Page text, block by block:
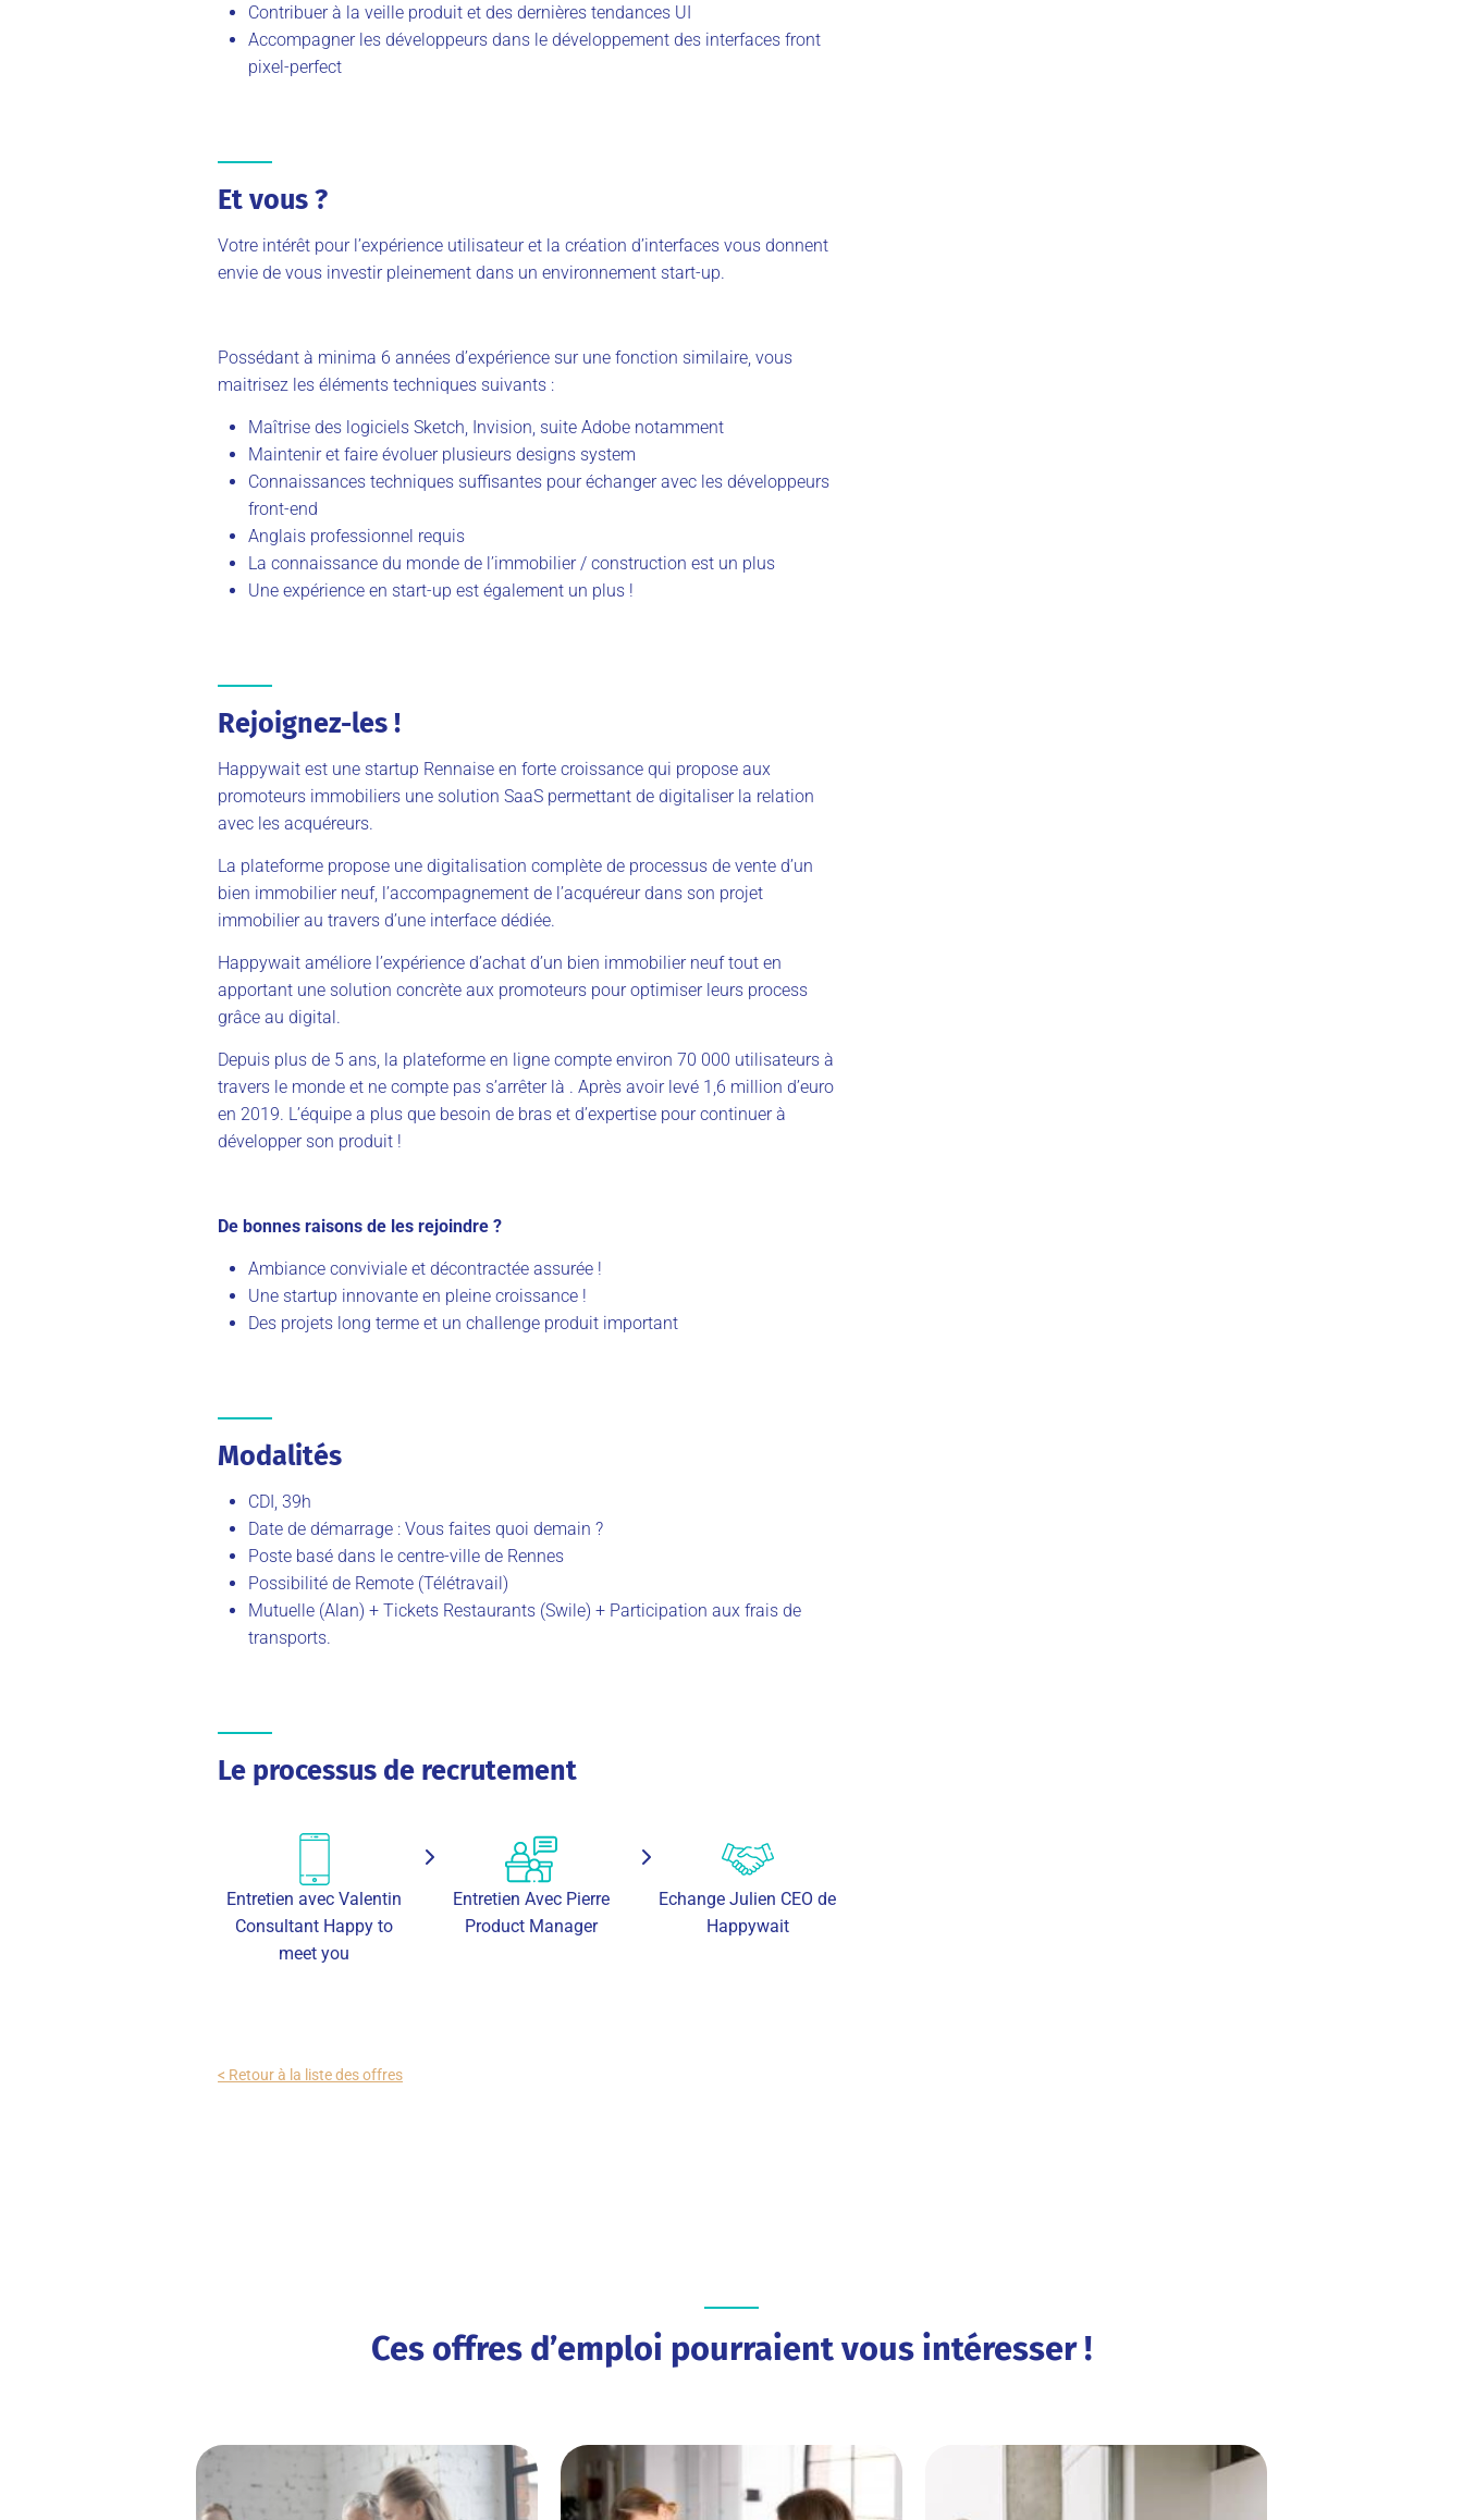
Contribuer à la veille produit et des dernières tendances UI
Accompagner les développeurs dans le développement des interfaces front
pixel-perfect
Et vous ?
Votre intérêt pour l’expérience utilisateur et la création d’interfaces vous donnent
envie de vous investir pleinement dans un environnement start-up.
Possédant à minima 6 années d’expérience sur une fonction similaire, vous
maitrisez les éléments techniques suivants :
Maîtrise des logiciels Sketch, Invision, suite Adobe notamment
Maintenir et faire évoluer plusieurs designs system
Connaissances techniques suffisantes pour échanger avec les développeurs
front-end
Anglais professionnel requis
La connaissance du monde de l’immobilier / construction est un plus
Une expérience en start-up est également un plus !
Rejoignez-les !
Happywait est une startup Rennaise en forte croissance qui propose aux
promoteurs immobiliers une solution SaaS permettant de digitaliser la relation
avec les acquéreurs.
La plateforme propose une digitalisation complète de processus de vente d’un
bien immobilier neuf, l’accompagnement de l’acquéreur dans son projet
immobilier au travers d’une interface dédiée.
Happywait améliore l’expérience d’achat d’un bien immobilier neuf tout en
apportant une solution concrète aux promoteurs pour optimiser leurs process
grâce au digital.
Depuis plus de 5 ans, la plateforme en ligne compte environ 70 000 utilisateurs à
travers le monde et ne compte pas s’arrêter là . Après avoir levé 1,6 million d’euro
en 2019. L’équipe a plus que besoin de bras et d’expertise pour continuer à
développer son produit !
De bonnes raisons de les rejoindre ?
Ambiance conviviale et décontractée assurée !
Une startup innovante en pleine croissance !
Des projets long terme et un challenge produit important
Modalités
CDI, 39h
Date de démarrage : Vous faites quoi demain ?
Poste basé dans le centre-ville de Rennes
Possibilité de Remote (Télétravail)
Mutuelle (Alan) + Tickets Restaurants (Swile) + Participation aux frais de
transports.
Le processus de recrutement
Entretien avec Valentin
Consultant Happy to
meet you
Entretien Avec Pierre
Product Manager
Echange Julien CEO de
Happywait
< Retour à la liste des offres
Ces offres d’emploi pourraient vous intéresser !